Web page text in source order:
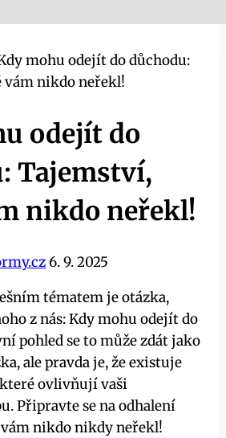
mohu odejít do důchodu:
nikdo neřekl!
odejít do
Tajemství,
nikdo neřekl!
6. 9. 2025
tématem je otázka,
z nás: Kdy mohu odejít do
pohled se to může zdát jako
ale pravda je, že existuje
ovlivňují vaši
Připravte se na odhalení
nikdo nikdy neřekl!